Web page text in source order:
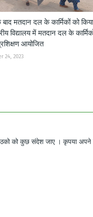
बाद मतदान दल के कार्मिकों को
विद्यालय में मतदान दल के
आयोजित
24, 2023
को कुछ संदेश जाए । कृपया अपने